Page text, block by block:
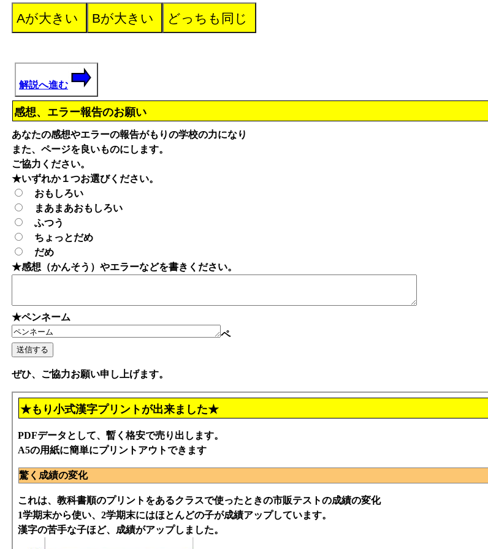
解説へ進む
感想、エラー報告のお願い
あなたの感想やエラーの報告がもりの学校の力になり
また、ページを良いものにします。
ご協力ください。
★いずれか１つお選びください。
おもしろい
まあまあおもしろい
ふつう
ちょっとだめ
だめ
★感想（かんそう）やエラーなどを書きください。
★ペンネーム
ペ
ぜひ、ご協力お願い申し上げます。